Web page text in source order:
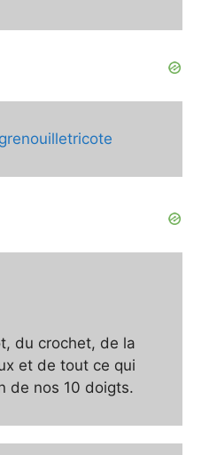
du crochet, de la
et de tout ce qui
de nos 10 doigts.